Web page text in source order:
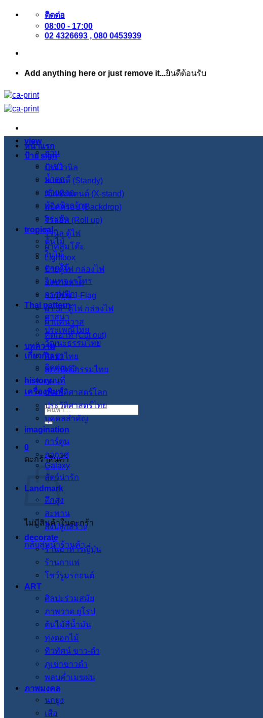
ข้าม
เนื้อหา
ติดต่อ
08:00 - 17:00
02 4326693 , 080 0453939
Add anything here or just remove it...ยินดีต้อนรับ
หน้าแรก
ป้าย sign
ป้ายไวนิล
สแตนดี้ (Standy)
เอ็กซ์สแตนด์ (X-stand)
แบ็คดรอป (Backdrop)
โรลอัพ (Roll up)
ไวนิล ตู้ไฟ
ผ้าคลุมโต๊ะ
Lightbox
ป้ายตู้ไฟ กล่องไฟ
ธงชายหาด
ธงญี่ปุ่น J-Flag
ผ้า 3P ตู้ไฟ กล่องไฟ
ผ้าแคนวาส
คัตเอาท์ (Cut out)
บทความ
เกี่ยวกับเรา
ติดต่อเรา
แผนที่
เครื่องพิมพ์
ค้นหา:
0
ตะกร้าสินค้า
ไม่มีสินค้าในตะกร้า
กลับสู่หน้าร้านค้า
view
สวน
ภูเขา
น้ำตก
ชายหาด
ท้องฟ้ากว้าง
สระบัว
tropical
ต้นไม้
ใบไม้
ดอกไม้
วินเทจ เรโทร
กราฟฟิก
Thai pattern
ศาสนา
ประเพณีไทย
วัฒนะธรรมไทย
ศิลปะไทย
สภาปัตย์กรรมไทย
history
ประวัติศาสตร์โลก
ประวัติศาสตร์ไทย
บุคคลสำคัญ
imagination
การ์ตูน
อวกาศ
Galaxy
สัตว์น่ารัก
Landmark
ตึกสูง
สะพาน
สิ่งปลูกสร้าง
decorate
ร้านอาหารญี่ปุ่น
ร้านกาแฟ
โชว์รูมรถยนต์
ART
ศิลปะร่วมสมัย
ภาพวาด ยุโรป
ต้นไม้สีน้ำมัน
ทุ่งดอกไม้
ทิวทัศน์ ขาว-ดำ
ภูเขาขาวดำ
พลบค่ำเมฆฝน
ภาพมงคล
นกยูง
เสือ